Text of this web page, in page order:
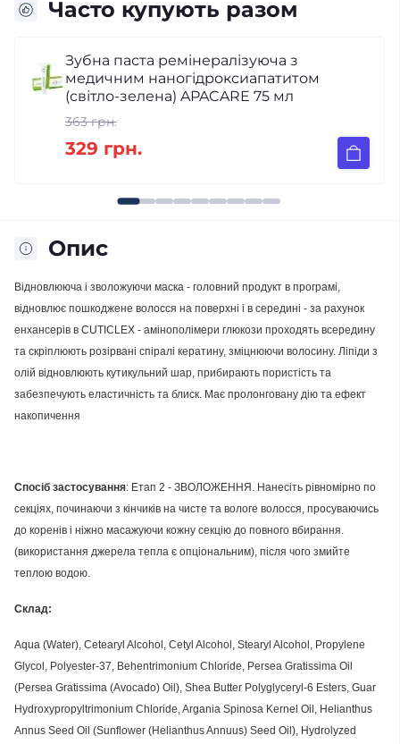
Часто купують разом
з
75 мл
Жувальна гумка
шт
Опис
Відновлююча і зволожуючи маска - головний продукт в програмі,
відновлює пошкоджене волосся на поверхні і в середині - за рахунок
енхансерів в CUTICLEX - амінополімери глюкози проходять всередину
та скріплюють розірвані спіралі кератину, зміцнюючи волосину. Ліпіди з
олій відновлюють кутикульний шар, прибирають пористість та
забезпечують еластичність та блиск. Має пролонговану дію та ефект
накопичення
Спосіб застосування: Етап 2 - ЗВОЛОЖЕННЯ. Нанесіть рівномірно по
секціях, починаючи з кінчиків на чисте та вологе волосся, просуваючись
до коренів і ніжно масажуючи кожну секцію до повного вбирання.
(використання джерела тепла є опціональним), після чого змийте
теплою водою.
Склад:
Aqua (Water), Cetearyl Alcohol, Cetyl Alcohol, Stearyl Alcohol, Propylene
Glycol, Polyester-37, Behentrimonium Chloride, Persea Gratissima Oil
(Persea Gratissima (Avocado) Oil), Shea Butter Polyglyceryl-6 Esters, Guar
Hydroxypropyltrimonium Chloride, Argania Spinosa Kernel Oil, Helianthus
Annus Seed Oil (Sunflower (Helianthus Annuus) Seed Oil), Hydrolyzed